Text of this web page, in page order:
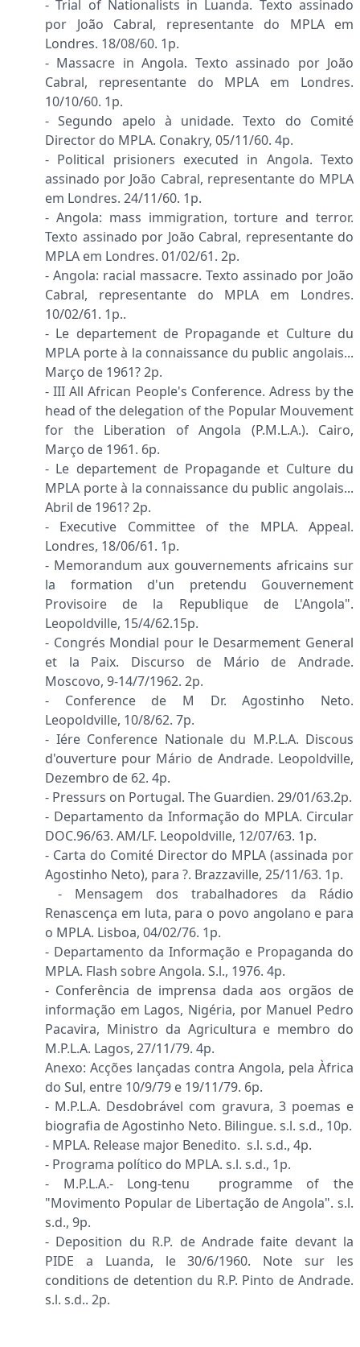
- Trial of Nationalists in Luanda. Texto assinado
por João Cabral, representante do MPLA em
Londres. 18/08/60. 1p.
- Massacre in Angola. Texto assinado por João
Cabral, representante do MPLA em Londres.
10/10/60. 1p.
- Segundo apelo à unidade. Texto do Comité
Director do MPLA. Conakry, 05/11/60. 4p.
- Political prisioners executed in Angola. Texto
assinado por João Cabral, representante do MPLA
em Londres. 24/11/60. 1p.
- Angola: mass immigration, torture and terror.
Texto assinado por João Cabral, representante do
MPLA em Londres. 01/02/61. 2p.
- Angola: racial massacre. Texto assinado por João
Cabral, representante do MPLA em Londres.
10/02/61. 1p..
- Le departement de Propagande et Culture du
MPLA porte à la connaissance du public angolais...
Março de 1961? 2p.
- III All African People's Conference. Adress by the
head of the delegation of the Popular Mouvement
for the Liberation of Angola (P.M.L.A.). Cairo,
Março de 1961. 6p.
- Le departement de Propagande et Culture du
MPLA porte à la connaissance du public angolais...
Abril de 1961? 2p.
- Executive Committee of the MPLA. Appeal.
Londres, 18/06/61. 1p.
- Memorandum aux gouvernements africains sur
la formation d'un pretendu Gouvernement
Provisoire de la Republique de L'Angola".
Leopoldville, 15/4/62.15p.
- Congrés Mondial pour le Desarmement General
et la Paix. Discurso de Mário de Andrade.
Moscovo, 9-14/7/1962. 2p.
- Conference de M Dr. Agostinho Neto.
Leopoldville, 10/8/62. 7p.
- Iére Conference Nationale du M.P.L.A. Discous
d'ouverture pour Mário de Andrade. Leopoldville,
Dezembro de 62. 4p.
- Pressurs on Portugal. The Guardien. 29/01/63.2p.
- Departamento da Informação do MPLA. Circular
DOC.96/63. AM/LF. Leopoldville, 12/07/63. 1p.
- Carta do Comité Director do MPLA (assinada por
Agostinho Neto), para ?. Brazzaville, 25/11/63. 1p.
- Mensagem dos trabalhadores da Rádio
Renascença em luta, para o povo angolano e para
o MPLA. Lisboa, 04/02/76. 1p.
- Departamento da Informação e Propaganda do
MPLA. Flash sobre Angola. S.l., 1976. 4p.
- Conferência de imprensa dada aos orgãos de
informação em Lagos, Nigéria, por Manuel Pedro
Pacavira, Ministro da Agricultura e membro do
M.P.L.A. Lagos, 27/11/79. 4p.
Anexo: Acções lançadas contra Angola, pela Àfrica
do Sul, entre 10/9/79 e 19/11/79. 6p.
- M.P.L.A. Desdobrável com gravura, 3 poemas e
biografia de Agostinho Neto. Bilingue. s.l. s.d., 10p.
- MPLA. Release major Benedito. s.l. s.d., 4p.
- Programa político do MPLA. s.l. s.d., 1p.
- M.P.L.A.- Long-tenu programme of the
"Movimento Popular de Libertação de Angola". s.l.
s.d., 9p.
- Deposition du R.P. de Andrade faite devant la
PIDE a Luanda, le 30/6/1960. Note sur les
conditions de detention du R.P. Pinto de Andrade.
s.l. s.d.. 2p.